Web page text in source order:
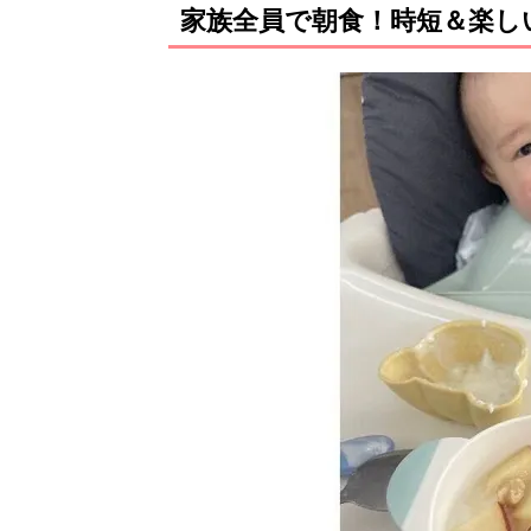
家族全員で朝食！時短＆楽